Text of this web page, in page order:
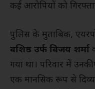
कई आरोपियों को
पुलिस के मुताबिक,
वशिष्ठ उर्फ विजय शर्मा
गया था। परिवार में
एक मानसिक रूप से